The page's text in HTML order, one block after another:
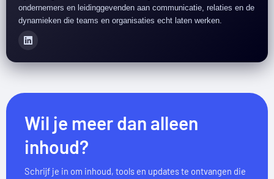
ondernemers en leidinggevenden aan communicatie, relaties en de
dynamieken die teams en organisaties echt laten werken.
Wil je meer dan alleen
inhoud?
Schrijf je in om inhoud, tools en updates te ontvangen die